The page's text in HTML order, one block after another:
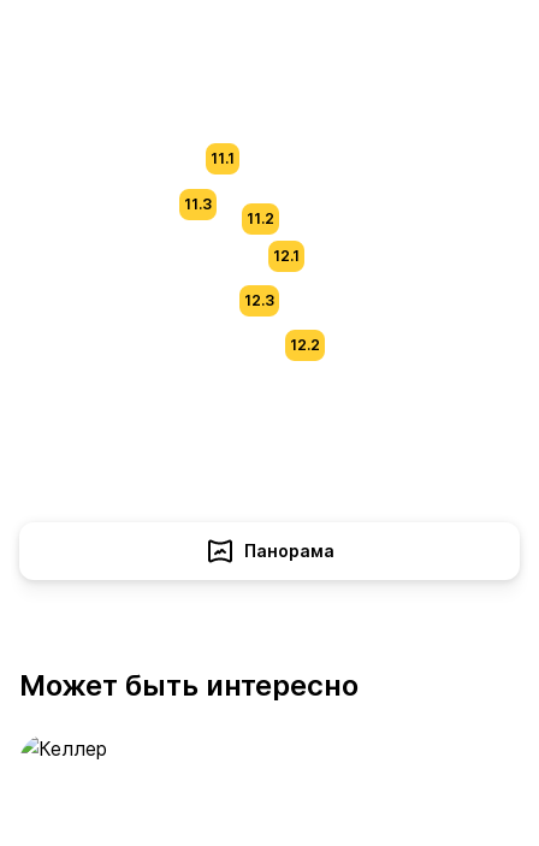
11.3
11.1
11.2
12.1
12.2
12.3
Панорама
Может быть интересно